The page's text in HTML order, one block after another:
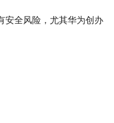
安全风险，尤其华为创办